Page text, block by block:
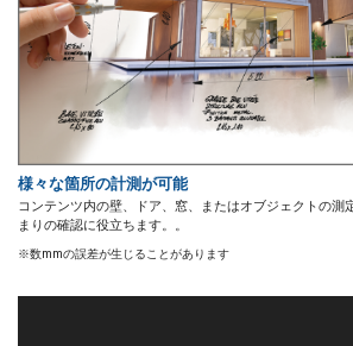
様々な箇所の計測が可能
コンテンツ内の壁、ドア、窓、またはオブジェクトの
まりの確認に役立ちます。。
※数mmの誤差が生じることがあります